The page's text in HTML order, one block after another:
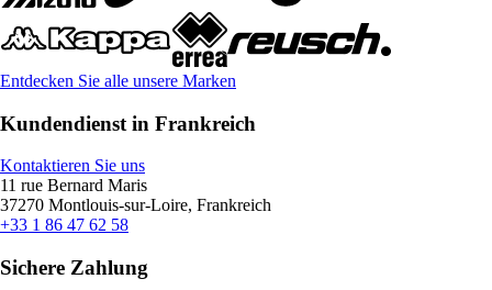
Entdecken Sie alle unsere Marken
Kundendienst in Frankreich
Kontaktieren Sie uns
11 rue Bernard Maris
37270 Montlouis-sur-Loire, Frankreich
+33 1 86 47 62 58
Sichere Zahlung